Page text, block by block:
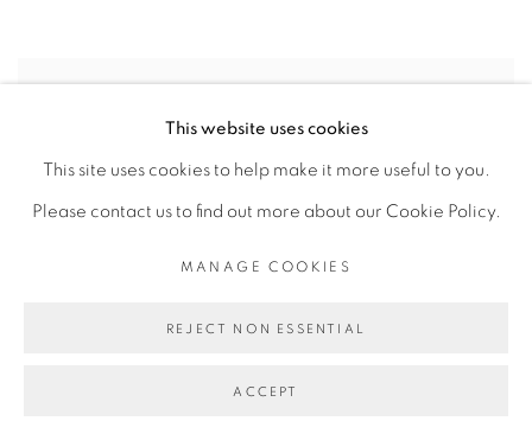
This website uses cookies
This site uses cookies to help make it more useful to you.
Please contact us to find out more about our Cookie Policy.
MANAGE COOKIES
REJECT NON ESSENTIAL
ACCEPT